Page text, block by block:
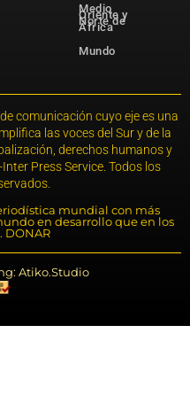
Medio
Oriente y
Norte de
África
Mundo
comunicación cuyo eje es una
las voces del Sur y de la
derechos humanos y
Press Service. Todos los
mundial con más
en desarrollo que en los
DONAR
Atiko.Studio